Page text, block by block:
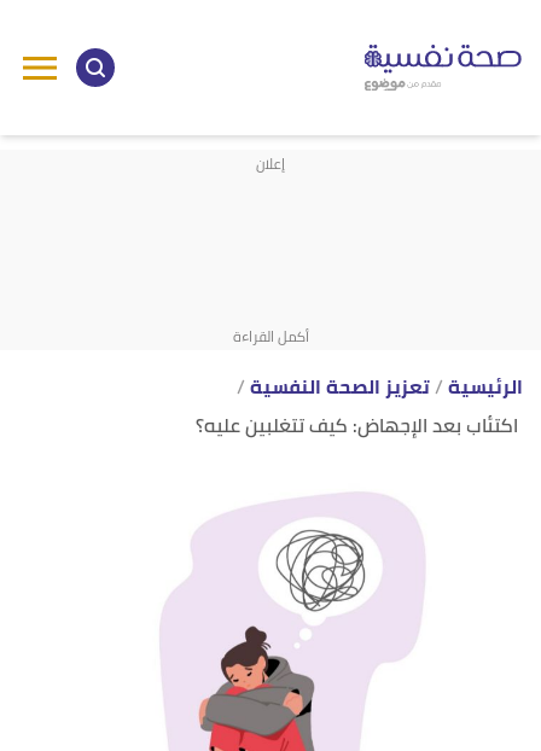
الرئيسية تعزيز الصحة النفسية
اكتئاب بعد الإجهاض: كيف تتغلبين عليه؟